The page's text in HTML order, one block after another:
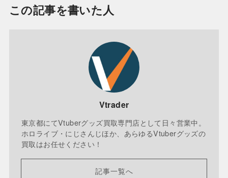
この記事を書いた人
Vtrader
東京都にてVtuberグッズ買取専門店として日々営業中。
ホロライブ・にじさんじほか、あらゆるVtuberグッズの
買取はお任せください！
記事一覧へ